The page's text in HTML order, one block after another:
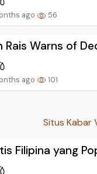
ago 56
Rais Warns of
ago 101
Situs Kabar
Filipina yang